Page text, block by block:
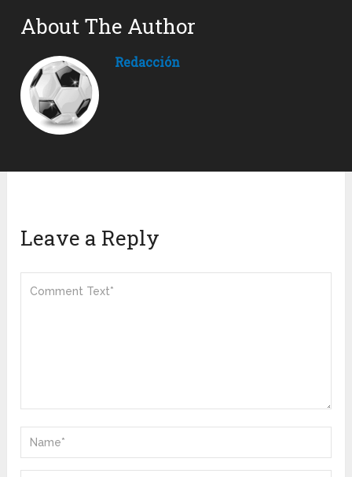
About The Author
Redacción
Leave a Reply